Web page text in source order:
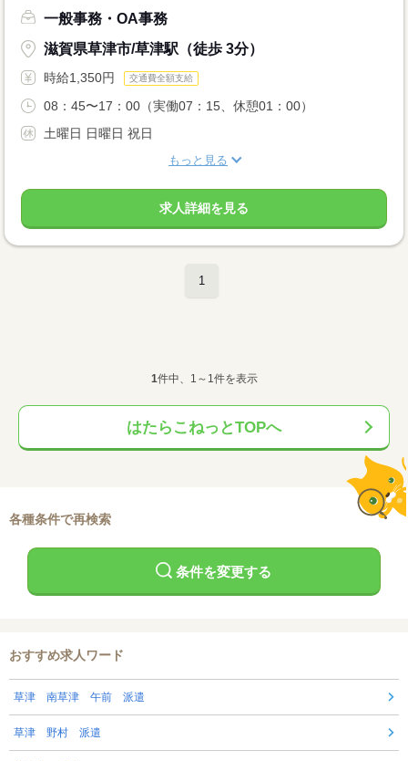
一般事務・OA事務
滋賀県草津市/草津駅（徒歩 3分）
時給1,350円 交通費全額支給
08：45〜17：00（実働07：15、休憩01：00）
土曜日 日曜日 祝日
もっと見る
求人詳細を見る
1
1件中、1～1件を表示
はたらこねっとTOPへ
各種条件で再検索
条件を変更する
おすすめ求人ワード
草津 南草津 午前 派遣
草津 野村 派遣